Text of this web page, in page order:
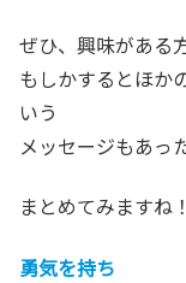
ぜひ、興味がある
もしかするとほか
いう
メッセージもあっ
まとめてみますね！
勇気を持ち